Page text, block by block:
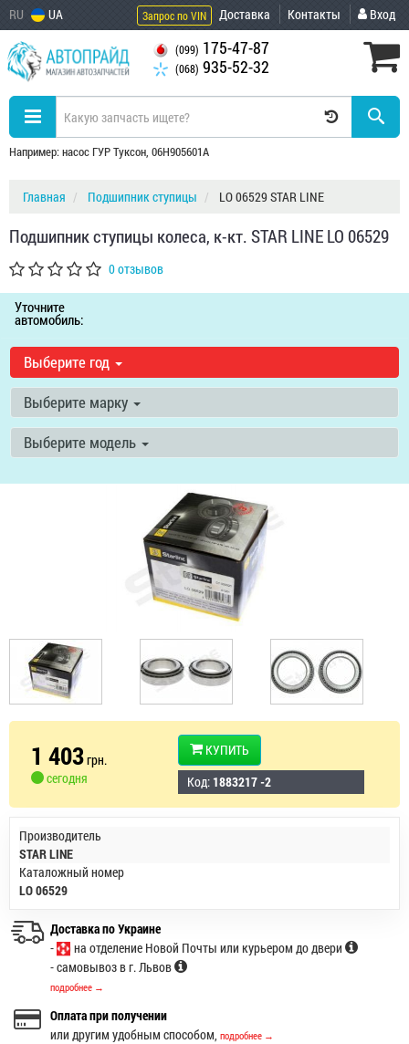
RU UA Запрос по VIN Доставка Контакты Вход
(099) 175-47-87
(068) 935-52-32
Например: насос ГУР Туксон, 06H905601A
Главная Подшипник ступицы LO 06529 STAR LINE
Подшипник ступицы колеса, к-кт. STAR LINE LO 06529
0 отзывов
Уточните
автомобиль:
Выберите год
Выберите марку
Выберите модель
1 403грн.
сегодня
КУПИТЬ
Код: 1883217 -2
Производитель
STAR LINE
Каталожный номер
LO 06529
Доставка по Украине
-
на отделение Новой Почты или курьером до двери
- самовывоз в г. Львов
подробнее →
Оплата при получении
или другим удобным способом, подробнее →